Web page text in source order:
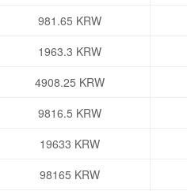
981.65 KRW
1963.3 KRW
4908.25 KRW
9816.5 KRW
19633 KRW
98165 KRW